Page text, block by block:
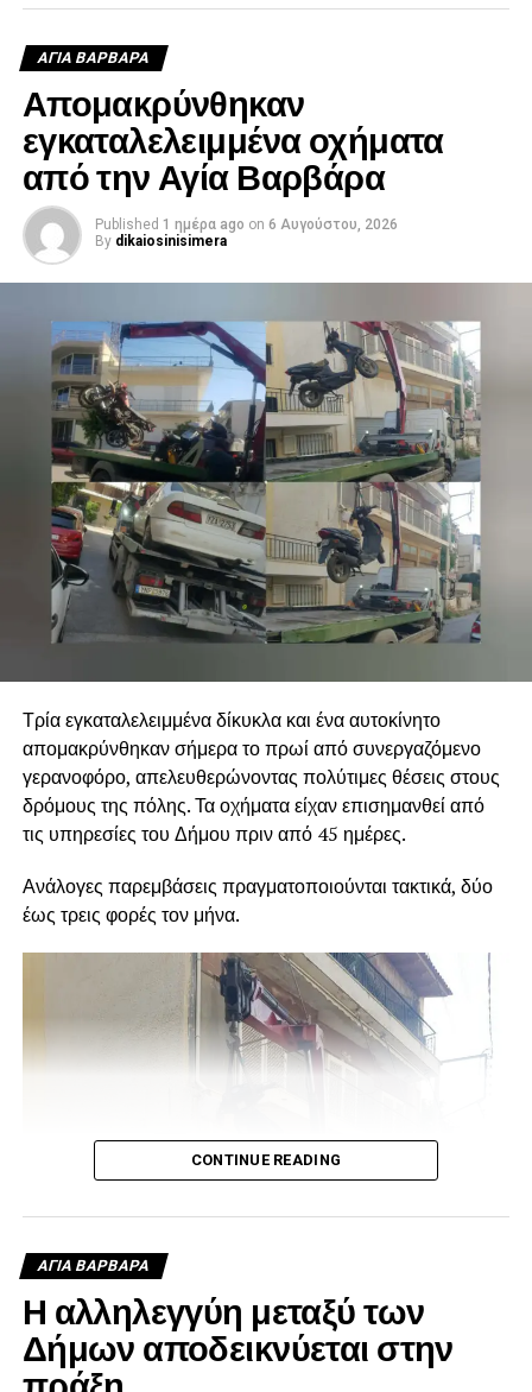
ΑΓΙΑ ΒΑΡΒΑΡΑ
Απομακρύνθηκαν
εγκαταλελειμμένα οχήματα
από την Αγία Βαρβάρα
Published 1 ημέρα ago on 6 Αυγούστου, 2026
By dikaiosinisimera
Τρία εγκαταλελειμμένα δίκυκλα και ένα αυτοκίνητο
απομακρύνθηκαν σήμερα το πρωί από συνεργαζόμενο
γερανοφόρο, απελευθερώνοντας πολύτιμες θέσεις στους
δρόμους της πόλης. Τα οχήματα είχαν επισημανθεί από
τις υπηρεσίες του Δήμου πριν από 45 ημέρες.
Ανάλογες παρεμβάσεις πραγματοποιούνται τακτικά, δύο
έως τρεις φορές τον μήνα.
CONTINUE READING
ΑΓΙΑ ΒΑΡΒΑΡΑ
Η αλληλεγγύη μεταξύ των
Δήμων αποδεικνύεται στην